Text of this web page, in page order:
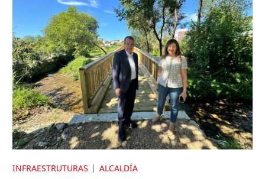
INFRAESTRUTURAS ALCALDÍA